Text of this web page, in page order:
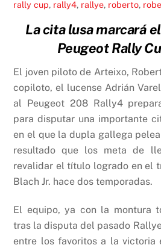
rally cup, rally4, rallye, roberto,
La cita lusa marcará
Peugeot Rally
El joven piloto de Arteixo,
copiloto, el lucense Adrián
al Peugeot 208 Rally4
para disputar una importante
en el que la dupla gallega
resultado que los meta de
revalidar el título logrado en el
Blach Jr. hace dos temporadas.
El equipo, ya con la montura
tras la disputa del pasado
entre los favoritos a la victoria